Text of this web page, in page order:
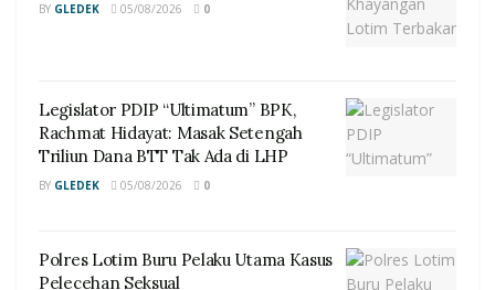
BY GLEDEK 05/08/2026 0
Legislator PDIP “Ultimatum” BPK,
Rachmat Hidayat: Masak Setengah
Triliun Dana BTT Tak Ada di LHP
BY GLEDEK 05/08/2026 0
Polres Lotim Buru Pelaku Utama Kasus
Pelecehan Seksual